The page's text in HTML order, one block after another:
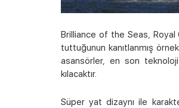
Brilliance of the Seas, Royal
tuttuğunun kanıtlanmış
asansörler, en son
kılacaktır.
Süper yat dizaynı ile